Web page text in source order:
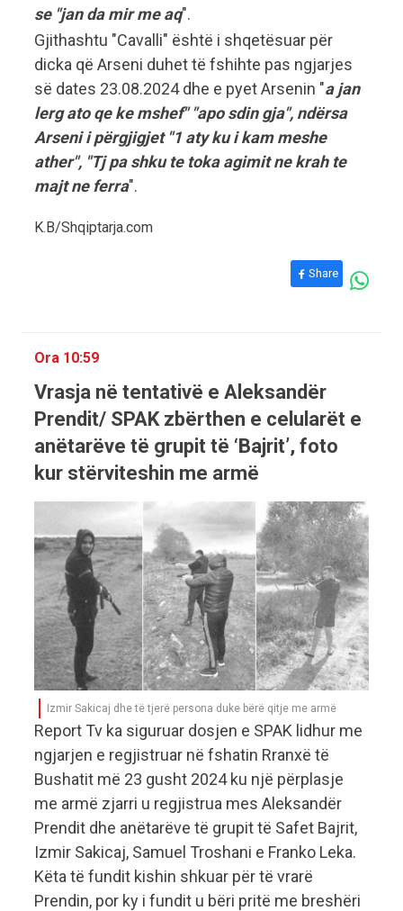
se "jan da mir me aq".
Gjithashtu "Cavalli" është i shqetësuar për
dicka që Arseni duhet të fshihte pas ngjarjes
së dates 23.08.2024 dhe e pyet Arsenin "a jan
lerg ato qe ke mshef" "apo sdin gja", ndërsa
Arseni i përgjigjet "1 aty ku i kam meshe
ather", "Tj pa shku te toka agimit ne krah te
majt ne ferra".
K.B/Shqiptarja.com
Share
Ora 10:59
Vrasja në tentativë e Aleksandër
Prendit/ SPAK zbërthen e celularët e
anëtarëve të grupit të ‘Bajrit’, foto
kur stërviteshin me armë
Izmir Sakicaj dhe të tjerë persona duke bërë qitje me armë
Report Tv ka siguruar dosjen e SPAK lidhur me
ngjarjen e regjistruar në fshatin Rranxë të
Bushatit më 23 gusht 2024 ku një përplasje
me armë zjarri u regjistrua mes Aleksandër
Prendit dhe anëtarëve të grupit të Safet Bajrit,
Izmir Sakicaj, Samuel Troshani e Franko Leka.
Këta të fundit kishin shkuar për të vrarë
Prendin, por ky i fundit u bëri pritë me breshëri